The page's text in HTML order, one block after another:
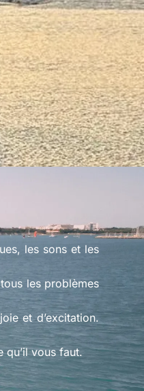
les sons et les
les problèmes
et d’excitation.
qu’il vous faut.